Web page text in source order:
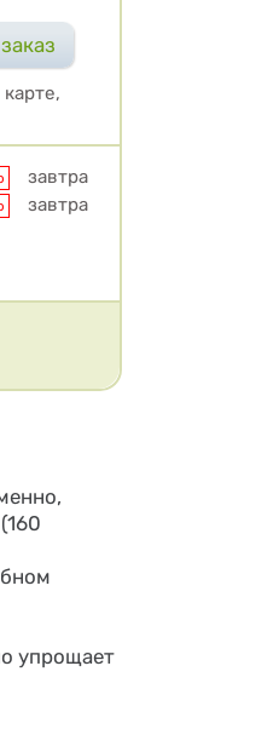
завтра
завтра
упрощает